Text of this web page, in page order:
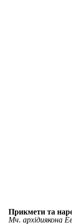
Прикмети та
Мч. архідиякона